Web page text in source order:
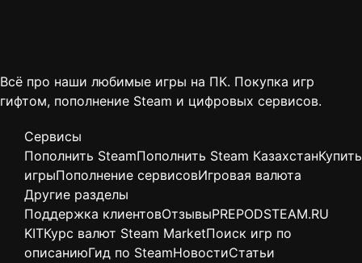
Всё про наши любимые игры на ПК. Покупка игр
гифтом, пополнение Steam и цифровых сервисов.
Сервисы
Пополнить SteamПополнить Steam КазахстанКупить
игрыПополнение сервисовИгровая валюта
Другие разделы
Поддержка клиентовОтзывыPREPODSTEAM.RU
KITКурс валют Steam MarketПоиск игр по
описаниюГид по SteamНовостиСтатьи